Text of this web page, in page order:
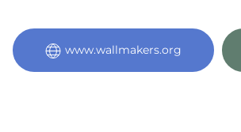
www.wallmakers.org